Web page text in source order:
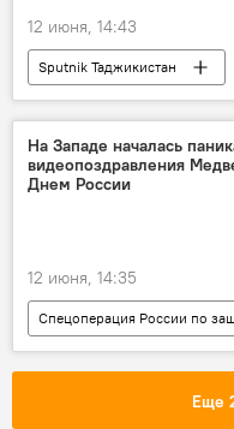
12 июня, 14:43
Sputnik Таджикистан
На Западе началась
видеопоздравления
Днем России
12 июня, 14:35
Видео
Дмитрий
Еще